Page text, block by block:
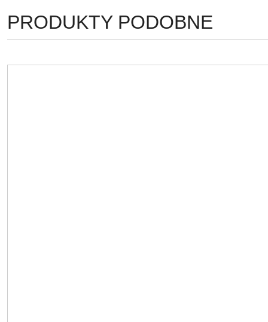
Pomiń karuzelę produktów
PRODUKTY
O
STATUSIE:
PRODUKTY PODOBNE